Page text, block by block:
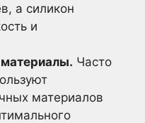
а силикон
и
Часто
материалов